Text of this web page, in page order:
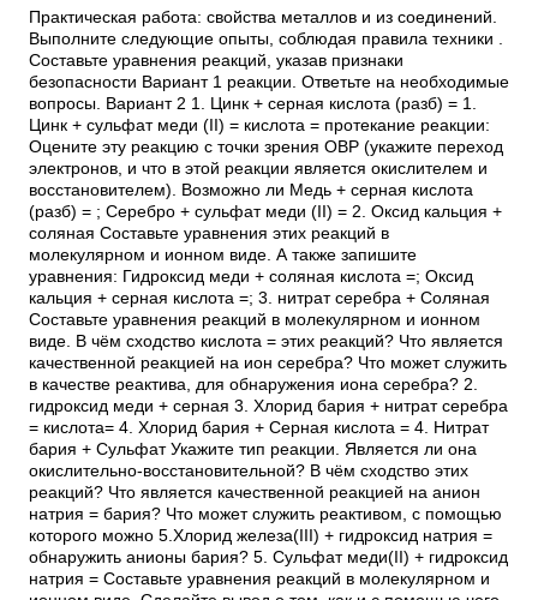
Практическая работа: свойства металлов и из соединений.
Выполните следующие опыты, соблюдая правила техники .
Составьте уравнения реакций, указав признаки
безопасности Вариант 1 реакции. Ответьте на необходимые
вопросы. Вариант 2 1. Цинк + серная кислота (разб) = 1.
Цинк + сульфат меди (II) = кислота = протекание реакции:
Оцените эту реакцию с точки зрения ОВР (укажите переход
электронов, и что в этой реакции является окислителем и
восстановителем). Возможно ли Медь + серная кислота
(разб) = ; Серебро + сульфат меди (II) = 2. Оксид кальция +
соляная Составьте уравнения этих реакций в
молекулярном и ионном виде. А также запишите
уравнения: Гидроксид меди + соляная кислота =; Оксид
кальция + серная кислота =; 3. нитрат серебра + Соляная
Составьте уравнения реакций в молекулярном и ионном
виде. В чём сходство кислота = этих реакций? Что является
качественной реакцией на ион серебра? Что может служить
в качестве реактива, для обнаружения иона серебра? 2.
гидроксид меди + серная 3. Хлорид бария + нитрат серебра
= кислота= 4. Хлорид бария + Серная кислота = 4. Нитрат
бария + Сульфат Укажите тип реакции. Является ли она
окислительно-восстановительной? В чём сходство этих
реакций? Что является качественной реакцией на анион
натрия = бария? Что может служить реактивом, с помощью
которого можно 5.Хлорид железа(III) + гидроксид натрия =
обнаружить анионы бария? 5. Сульфат меди(II) + гидроксид
натрия = Составьте уравнения реакций в молекулярном и